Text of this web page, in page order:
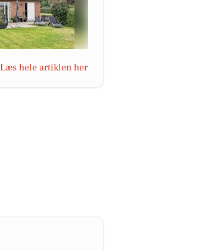
Læs hele artiklen her